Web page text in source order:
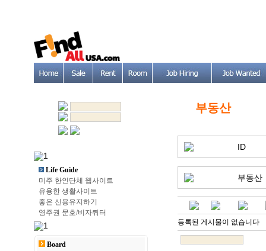
Life Guide
미주 한인단체 웹사이트
유용한 생활사이트
좋은 신용유지하기
영주권 문호/비자쿼터
Board
부동산
ID
부동산
등록된 게시물이 없습니다